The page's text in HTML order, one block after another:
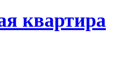
квартира